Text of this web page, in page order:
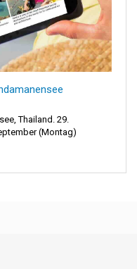
Thailand. 29.
(Montag)